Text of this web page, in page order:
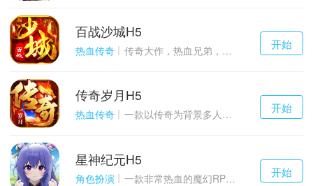
千百度h5
游戏
开始
百战沙城H5
热血传奇 传奇大作，热血兄弟，血战沙城！
千百度h5
游戏
开始
传奇岁月H5
热血传奇 一款以传奇为背景多人在线的ARPG大作
千百度h5
游戏
开始
星神纪元H5
角色扮演 一款非常热血的魔幻RPG游戏